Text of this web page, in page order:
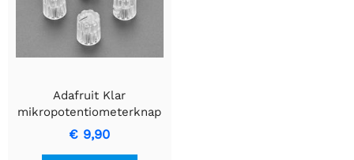
Adafruit Klar
mikropotentiometerknap
- 4 stk.
€ 9,90